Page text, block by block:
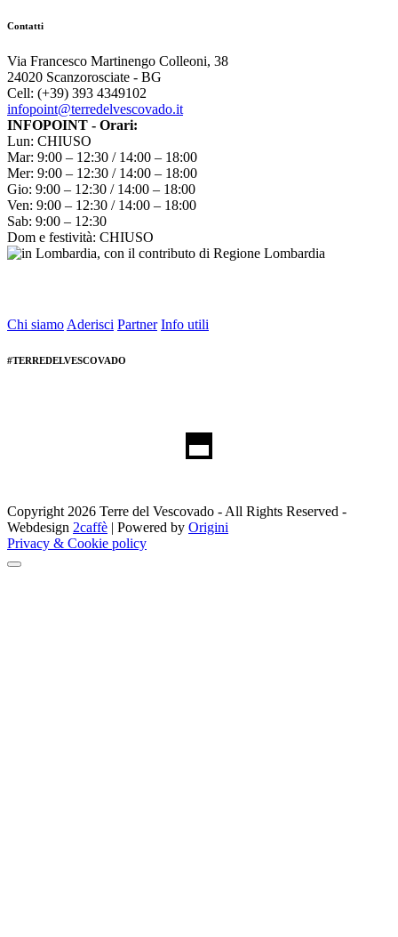
Contatti
Via Francesco Martinengo Colleoni, 38
24020 Scanzorosciate - BG
Cell: (+39) 393 4349102
infopoint@terredelvescovado.it
INFOPOINT - Orari:
Lun: CHIUSO
Mar: 9:00 – 12:30 / 14:00 – 18:00
Mer: 9:00 – 12:30 / 14:00 – 18:00
Gio: 9:00 – 12:30 / 14:00 – 18:00
Ven: 9:00 – 12:30 / 14:00 – 18:00
Sab: 9:00 – 12:30
Dom e festività: CHIUSO
Chi siamo Aderisci Partner Info utili
#TERREDELVESCOVADO
Copyright 2026 Terre del Vescovado - All Rights Reserved -
Webdesign 2caffè | Powered by Origini
Privacy & Cookie policy